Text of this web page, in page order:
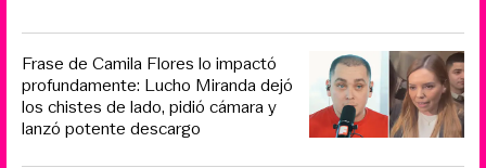
Frase de Camila Flores lo impactó
profundamente: Lucho Miranda dejó
los chistes de lado, pidió cámara y
lanzó potente descargo